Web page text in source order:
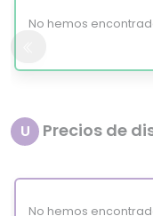
No hemos
U Precios de
No hemos